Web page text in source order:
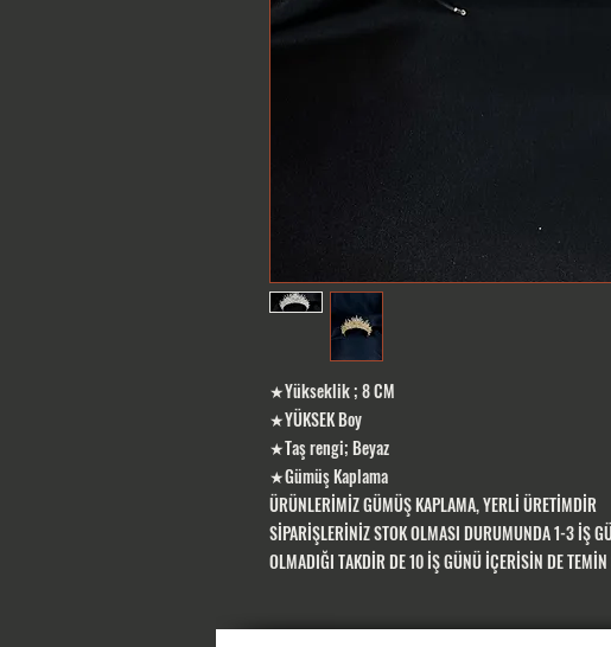
★Yükseklik ; 8 CM
★YÜKSEK Boy
★Taş rengi; Beyaz
★Gümüş Kaplama
ÜRÜNLERİMİZ GÜMÜŞ KAPLAMA, YERLİ ÜRETİMDİR
SİPARİŞLERİNİZ STOK OLMASI DURUMUNDA 1-3 İŞ
OLMADIĞI TAKDİR DE 10 İŞ GÜNÜ İÇERİSİN DE